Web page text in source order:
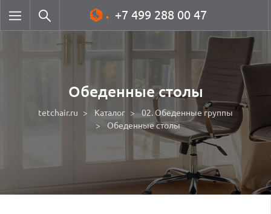
+7 499 288 00 47
Обеденные столы
tetchair.ru Каталог
02. Обеденные группы
Обеденные столы